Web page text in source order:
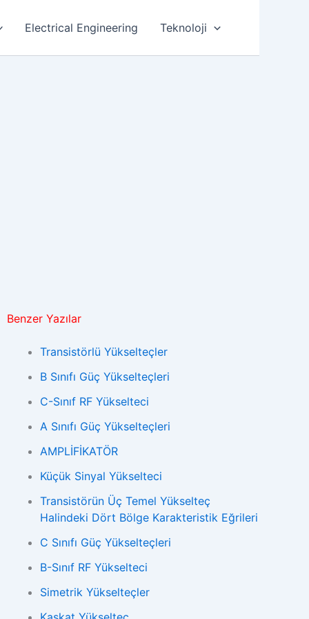
Electrical Engineering Teknoloji
Benzer Yazılar
Transistörlü Yükselteçler
B Sınıfı Güç Yükselteçleri
C-Sınıf RF Yükselteci
A Sınıfı Güç Yükselteçleri
AMPLİFİKATÖR
Küçük Sinyal Yükselteci
Transistörün Üç Temel Yükselteç
Halindeki Dört Bölge Karakteristik Eğrileri
C Sınıfı Güç Yükselteçleri
B-Sınıf RF Yükselteci
Simetrik Yükselteçler